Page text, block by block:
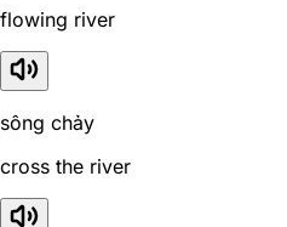
flowing river
sông chảy
cross the river